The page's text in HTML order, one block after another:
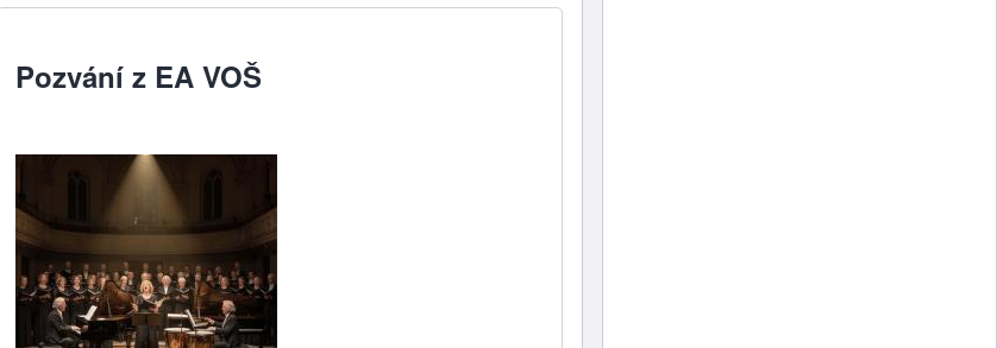
Pozvání z EA VOŠ